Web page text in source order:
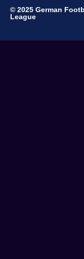
© 2025 German
League